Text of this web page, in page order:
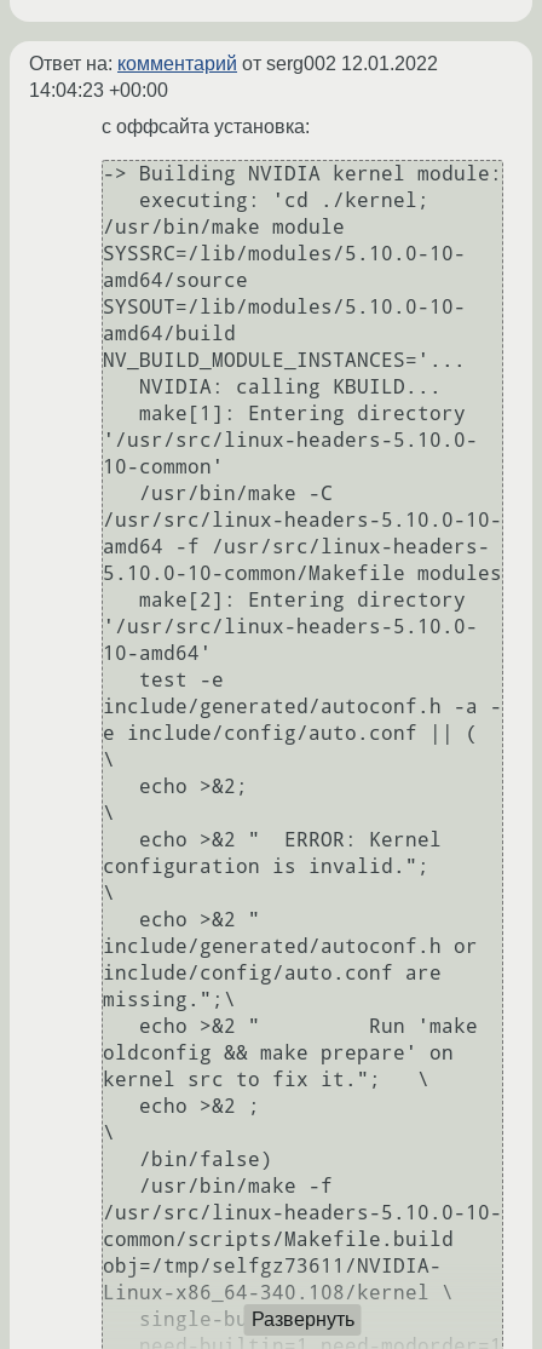
Ответ на: комментарий от serg002 12.01.2022
14:04:23 +00:00
c оффсайта установка:
-> Building NVIDIA kernel module:
/usr/bin/make module
SYSSRC=/lib/modules/5.10.0-10-
amd64/source
SYSOUT=/lib/modules/5.10.0-10-
amd64/build
NV_BUILD_MODULE_INSTANCES='...
'/usr/src/linux-headers-5.10.0-
10-common'
/usr/src/linux-headers-5.10.0-10-
amd64 -f /usr/src/linux-headers-
5.10.0-10-common/Makefile modules
'/usr/src/linux-headers-5.10.0-
10-amd64'
include/generated/autoconf.h -a -
e include/config/auto.conf || (
\
\
configuration is invalid.";
\
include/generated/autoconf.h or
include/config/auto.conf are
missing.";\
oldconfig && make prepare' on
kernel src to fix it.";   \
\
/usr/src/linux-headers-5.10.0-10-
common/scripts/Makefile.build
obj=/tmp/selfgz73611/NVIDIA-
Linux-x86_64-340.108/kernel \
Развернуть